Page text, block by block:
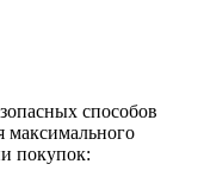
способов
максимального
покупок: